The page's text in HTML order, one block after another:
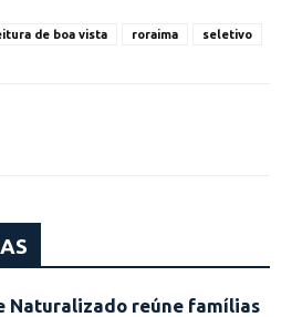
de boa vista roraima seletivo
Naturalizado reúne famílias